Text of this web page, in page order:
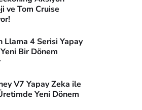
ve Tom Cruise
Llama 4 Serisi Yapay
Bir Dönem
V7 Yapay Zeka ile
Yeni Dönem